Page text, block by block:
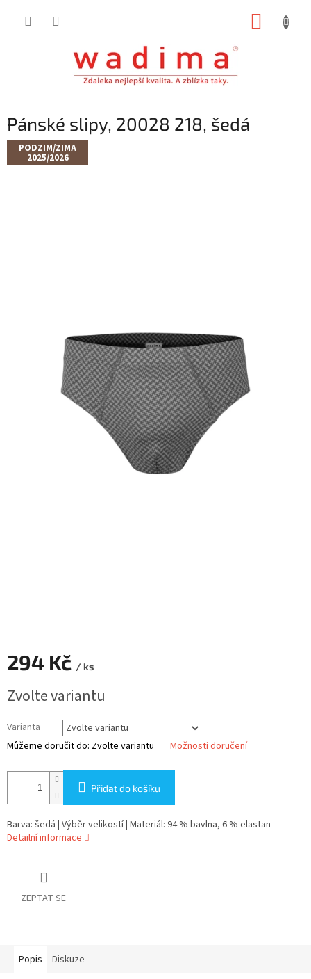
Pánské slipy, 20028 218, šedá
PODZIM/ZIMA
2025/2026
294 Kč / ks
cena:
Zvolte variantu
Varianta
Můžeme doručit do: Zvolte variantu Možnosti doručení
Přidat do košíku
Barva: šedá | Výběr velikostí | Materiál: 94 % bavlna, 6 % elastan
Detailní informace
ZEPTAT SE
Popis Diskuze